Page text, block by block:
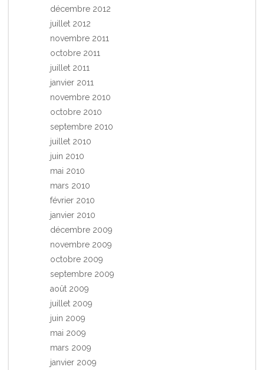
décembre 2012
juillet 2012
novembre 2011
octobre 2011
juillet 2011
janvier 2011
novembre 2010
octobre 2010
septembre 2010
juillet 2010
juin 2010
mai 2010
mars 2010
février 2010
janvier 2010
décembre 2009
novembre 2009
octobre 2009
septembre 2009
août 2009
juillet 2009
juin 2009
mai 2009
mars 2009
janvier 2009